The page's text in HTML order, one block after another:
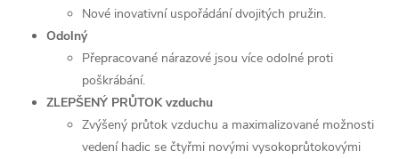
Nové inovativní uspořádání dvojitých pružin.
Odolný
Přepracované nárazové jsou více odolné proti
poškrábání.
ZLEPŠENÝ PRŮTOK vzduchu
Zvýšený průtok vzduchu a maximalizované možnosti
vedení hadic se čtyřmi novými vysokoprůtokovými